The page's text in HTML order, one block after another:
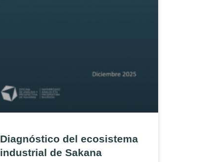
Diagnóstico del ecosistema
industrial de Sakana